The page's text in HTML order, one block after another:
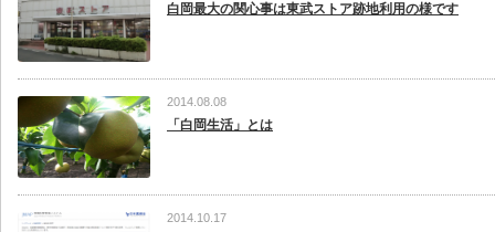
白岡最大の関心事は東武ストア跡地利用の様です
2014.08.08
「白岡生活」とは
2014.10.17